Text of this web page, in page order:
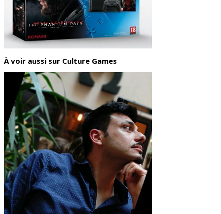
À voir aussi sur Culture Games